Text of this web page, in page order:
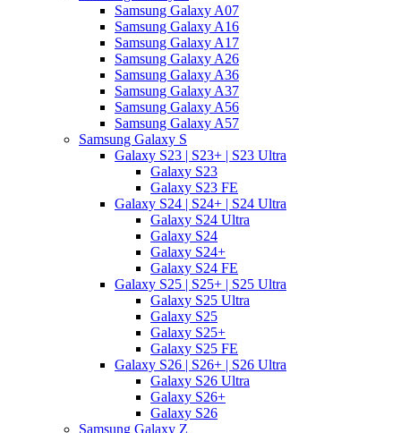
Samsung Galaxy A07
Samsung Galaxy A16
Samsung Galaxy A17
Samsung Galaxy A26
Samsung Galaxy A36
Samsung Galaxy A37
Samsung Galaxy A56
Samsung Galaxy A57
Samsung Galaxy S
Galaxy S23 | S23+ | S23 Ultra
Galaxy S23
Galaxy S23 FE
Galaxy S24 | S24+ | S24 Ultra
Galaxy S24 Ultra
Galaxy S24
Galaxy S24+
Galaxy S24 FE
Galaxy S25 | S25+ | S25 Ultra
Galaxy S25 Ultra
Galaxy S25
Galaxy S25+
Galaxy S25 FE
Galaxy S26 | S26+ | S26 Ultra
Galaxy S26 Ultra
Galaxy S26+
Galaxy S26
Samsung Galaxy Z